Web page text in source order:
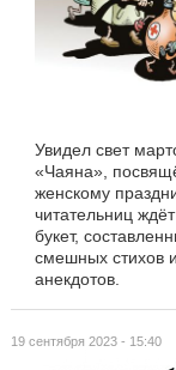
19 сентября 2023 - 15:40
Увидел свет
«Чаяна»,
женскому празднику.
читательниц
букет,
смешных стихов
анекдотов.